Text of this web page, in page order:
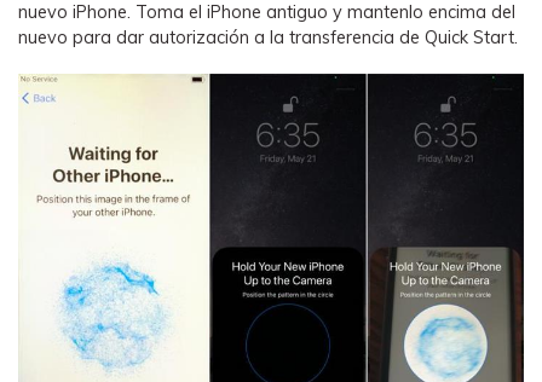
nuevo iPhone. Toma el iPhone antiguo y mantenlo encima del
nuevo para dar autorización a la transferencia de Quick Start.